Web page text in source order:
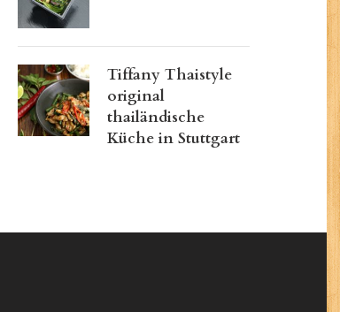
Tiffany Thaistyle
original
thailändische
Küche in Stuttgart